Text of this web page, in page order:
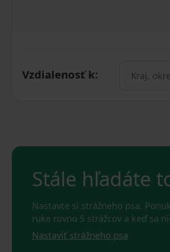
Vzdialenosť k:
Stále hľadáte
Nastavte si strážneho psa.
ruke rovno 5 strážcov a keď sa
Nastaviť strážneho psa